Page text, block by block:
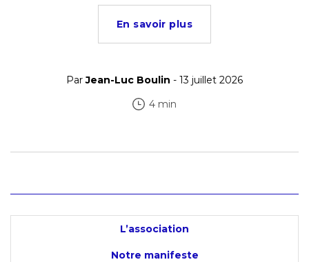
En savoir plus
ParJean-Luc Boulin - 13 juillet 2026
4 min
L’association
Notre manifeste